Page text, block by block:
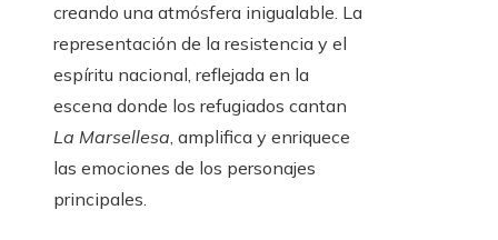
creando una atmósfera inigualable. La
representación de la resistencia y el
espíritu nacional, reflejada en la
escena donde los refugiados cantan
La Marsellesa, amplifica y enriquece
las emociones de los personajes
principales.